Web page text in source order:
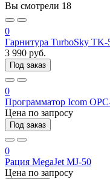
Вы смотрели 18
0
Гарнитура TurboSky TK-
3 990 руб.
Под заказ
0
Программатор Icom
Цена по запросу
Под заказ
0
Рация MegaJet MJ-50
Цена по запросу